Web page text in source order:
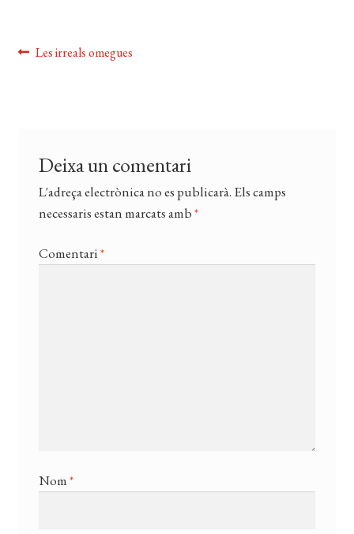
Navegació
Entrada
Les irreals omegues
Deixa un comentari
L'adreça electrònica no es publicarà. Els camps
necessaris estan marcats amb*
Comentari*
Nom*